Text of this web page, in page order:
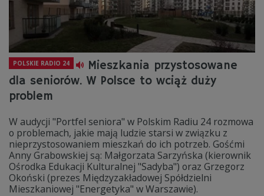
POLSKIE RADIO 24
Mieszkania przystosowane
dla seniorów. W Polsce to wciąż duży
problem
W audycji "Portfel seniora" w Polskim Radiu 24 rozmowa
o problemach, jakie mają ludzie starsi w związku z
nieprzystosowaniem mieszkań do ich potrzeb. Gośćmi
Anny Grabowskiej są: Małgorzata Sarzyńska (kierownik
Ośrodka Edukacji Kulturalnej "Sadyba") oraz Grzegorz
Okoński (prezes Międzyzakładowej Spółdzielni
Mieszkaniowej "Energetyka" w Warszawie).